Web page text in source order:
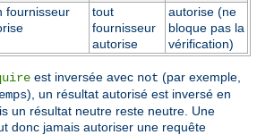
fournisseur
tout
fournisseur
autorise
autorise (ne
bloque pas la
vérification)
est inversée avec not (par exemple,
), un résultat autorisé est inversé en
un résultat neutre reste neutre. Une
donc jamais autoriser une requête